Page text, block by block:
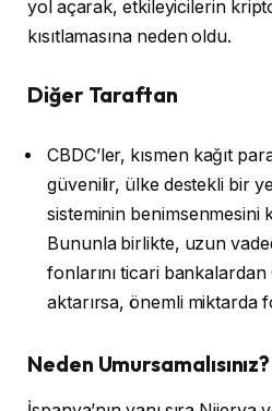
yol açarak, etkileyicilerin
kısıtlamasına neden oldu.
Diğer Taraftan
CBDC’ler, kısmen kağıt
güvenilir, ülke destekli bir
sisteminin benimsenmesini
Bununla birlikte, uzun
fonlarını ticari bankalardan
aktarırsa, önemli miktarda
Neden Umursamalısınız?